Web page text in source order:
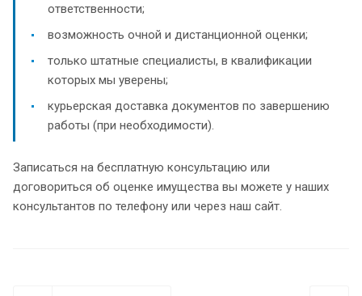
ответственности;
возможность очной и дистанционной оценки;
только штатные специалисты, в квалификации
которых мы уверены;
курьерская доставка документов по завершению
работы (при необходимости).
Записаться на бесплатную консультацию или
договориться об оценке имущества вы можете у наших
консультантов по телефону или через наш сайт.